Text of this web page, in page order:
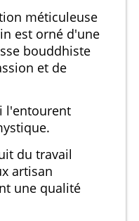
méticuleuse
est orné d'une
bouddhiste
et de
l'entourent
du travail
artisan
une qualité